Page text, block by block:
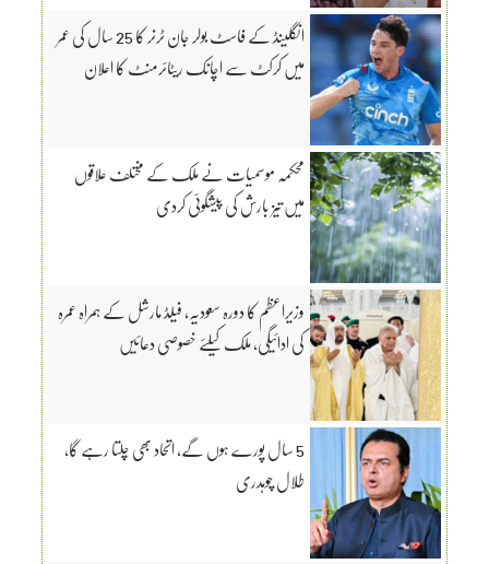
انگلینڈ کے فاسٹ بولر جان ٹرنر کا 25 سال کی عمر
میں کرکٹ سے اچانک ریٹائرمنٹ کا اعلان
محکمہ موسمیات نے ملک کے مختلف علاقوں
میں تیز بارش کی پیشگوئی کردی
وزیراعظم کا دورہ سعودیہ، فیلڈ مارشل کے ہمراہ عمرہ
کی ادائیگی، ملک کیلئے خصوصی دعائیں
5 سال پورے ہوں گے، اتحاد بھی چلتا رہے گا،
طلال چوہدری